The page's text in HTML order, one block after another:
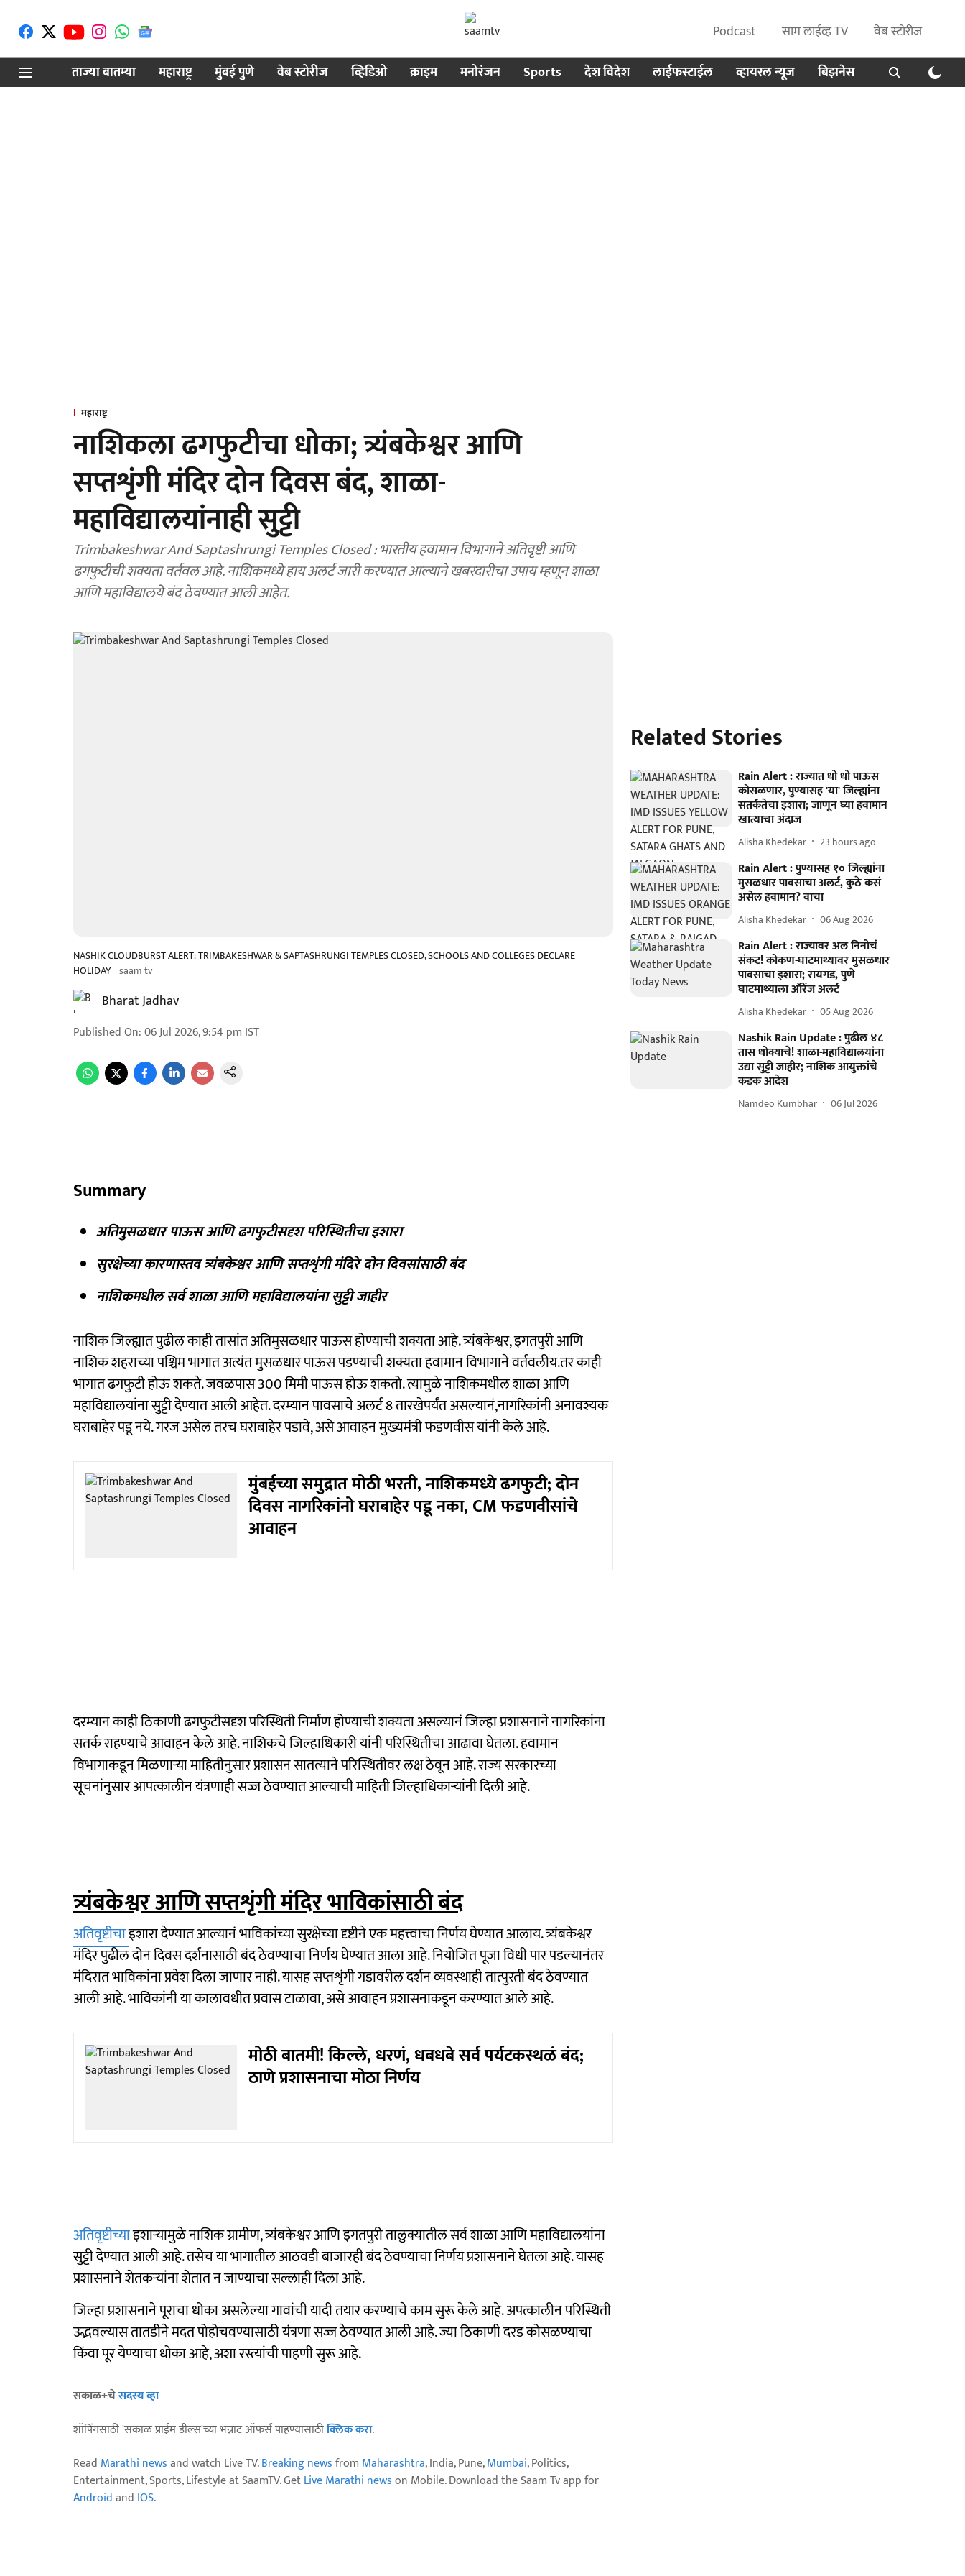
Podcast साम लाईव्ह TV
वेब स्टोरीज
ताज्या बातम्या
महाराष्ट्र मुंबई पुणे वेब स्टोरीज व्हिडिओ क्राइम मनोरंजन Sports देश विदेश लाईफस्टाईल व्हायरल न्यूज बिझनेस
महाराष्ट्र
नाशिकला ढगफुटीचा धोका; त्र्यंबकेश्वर आणि
सप्तशृंगी मंदिर दोन दिवस बंद, शाळा-
महाविद्यालयांनाही सुट्टी
Trimbakeshwar And Saptashrungi Temples Closed : भारतीय हवामान विभागाने अतिवृष्टी आणि
ढगफुटीची शक्यता वर्तवल आहे. नाशिकमध्ये हाय अलर्ट जारी करण्यात आल्याने खबरदारीचा उपाय म्हणून शाळा
आणि महाविद्यालये बंद ठेवण्यात आली आहेत.
NASHIK CLOUDBURST ALERT: TRIMBAKESHWAR & SAPTASHRUNGI TEMPLES CLOSED, SCHOOLS AND COLLEGES DECLARE
HOLIDAY saam tv
Bharat Jadhav
Published On:06 Jul 2026, 9:54 pm IST
Summary
अतिमुसळधार पाऊस आणि ढगफुटीसदृश परिस्थितीचा इशारा
सुरक्षेच्या कारणास्तव त्र्यंबकेश्वर आणि सप्तशृंगी मंदिरे दोन दिवसांसाठी बंद
नाशिकमधील सर्व शाळा आणि महाविद्यालयांना सुट्टी जाहीर
नाशिक जिल्ह्यात पुढील काही तासांत अतिमुसळधार पाऊस होण्याची शक्यता आहे. त्र्यंबकेश्वर, इगतपुरी आणि
नाशिक शहराच्या पश्चिम भागात अत्यंत मुसळधार पाऊस पडण्याची शक्यता हवामान विभागाने वर्तवलीय.तर काही
भागात ⁠ढगफुटी होऊ शकते. जवळपास 300 मिमी पाऊस होऊ शकतो. त्यामुळे ⁠नाशिकमधील शाळा आणि
महाविद्यालयांना सुट्टी देण्यात आली आहेत. दरम्यान पावसाचे अलर्ट ⁠8 तारखेपर्यंत असल्यानं,नागरिकांनी अनावश्यक
घराबाहेर पडू नये. गरज असेल तरच घराबाहेर पडावे, असे आवाहन मुख्यमंत्री फडणवीस यांनी केले आहे.
मुंबईच्या समुद्रात मोठी भरती, नाशिकमध्ये ढगफुटी; दोन
दिवस नागरिकांनो घराबाहेर पडू नका, CM फडणवीसांचे
आवाहन
दरम्यान काही ठिकाणी ढगफुटीसदृश परिस्थिती निर्माण होण्याची शक्यता असल्यानं जिल्हा प्रशासनाने नागरिकांना
सतर्क राहण्याचे आवाहन केले आहे. नाशिकचे जिल्हाधिकारी यांनी परिस्थितीचा आढावा घेतला. हवामान
विभागाकडून मिळणाऱ्या माहितीनुसार प्रशासन सातत्याने परिस्थितीवर लक्ष ठेवून आहे. राज्य सरकारच्या
सूचनांनुसार आपत्कालीन यंत्रणाही सज्ज ठेवण्यात आल्याची माहिती जिल्हाधिकाऱ्यांनी दिली आहे.
त्र्यंबकेश्वर आणि सप्तशृंगी मंदिर भाविकांसाठी बंद
अतिवृष्टीचाइशारा देण्यात आल्यानं भाविकांच्या सुरक्षेच्या दृष्टीने एक महत्त्वाचा निर्णय घेण्यात आलाय. त्र्यंबकेश्वर
मंदिर पुढील दोन दिवस दर्शनासाठी बंद ठेवण्याचा निर्णय घेण्यात आला आहे. नियोजित पूजा विधी पार पडल्यानंतर
मंदिरात भाविकांना प्रवेश दिला जाणार नाही. यासह सप्तशृंगी गडावरील दर्शन व्यवस्थाही तात्पुरती बंद ठेवण्यात
आली आहे. भाविकांनी या कालावधीत प्रवास टाळावा, असे आवाहन प्रशासनाकडून करण्यात आले आहे.
मोठी बातमी! किल्ले, धरणं, धबधबे सर्व पर्यटकस्थळं बंद;
ठाणे प्रशासनाचा मोठा निर्णय
अतिवृष्टीच्याइशाऱ्यामुळे नाशिक ग्रामीण, त्र्यंबकेश्वर आणि इगतपुरी तालुक्यातील सर्व शाळा आणि महाविद्यालयांना
सुट्टी देण्यात आली आहे. तसेच या भागातील आठवडी बाजारही बंद ठेवण्याचा निर्णय प्रशासनाने घेतला आहे. यासह
प्रशासनाने शेतकऱ्यांना शेतात न जाण्याचा सल्लाही दिला आहे.
जिल्हा प्रशासनाने पूराचा धोका असलेल्या गावांची यादी तयार करण्याचे काम सुरू केले आहे. अपत्कालीन परिस्थिती
उद्भवल्यास तातडीने मदत पोहोचवण्यासाठी यंत्रणा सज्ज ठेवण्यात आली आहे. ज्या ठिकाणी दरड कोसळण्याचा
किंवा पूर येण्याचा धोका आहे, अशा रस्त्यांची पाहणी सुरू आहे.
सकाळ+चेसदस्य व्हा
शॉपिंगसाठी 'सकाळ प्राईम डील्स'च्या भन्नाट ऑफर्स पाहण्यासाठीक्लिक करा.
Read Marathi newsand watch Live TV.Breaking newsfrom Maharashtra, India, Pune,Mumbai, Politics,
Entertainment, Sports, Lifestyle at SaamTV. GetLive Marathi newson Mobile. Download the Saam Tv app for
Androidand IOS.
Related Stories
Rain Alert : राज्यात धो धो पाऊस
कोसळणार, पुण्यासह 'या' जिल्ह्यांना
सतर्कतेचा इशारा; जाणून घ्या हवामान
खात्याचा अंदाज
Alisha Khedekar 23 hours ago
Rain Alert : पुण्यासह १० जिल्ह्यांना
मुसळधार पावसाचा अलर्ट, कुठे कसं
असेल हवामान? वाचा
Alisha Khedekar 06 Aug 2026
Rain Alert : राज्यावर अल निनोचं
संकट! कोकण-घाटमाथ्यावर मुसळधार
पावसाचा इशारा; रायगड, पुणे
घाटमाथ्याला ऑरेंज अलर्ट
Alisha Khedekar 05 Aug 2026
Nashik Rain Update : पुढील ४८
तास धोक्याचे! शाळा-महाविद्यालयांना
उद्या सुट्टी जाहीर; नाशिक आयुक्तांचे
कडक आदेश
Namdeo Kumbhar 06 Jul 2026